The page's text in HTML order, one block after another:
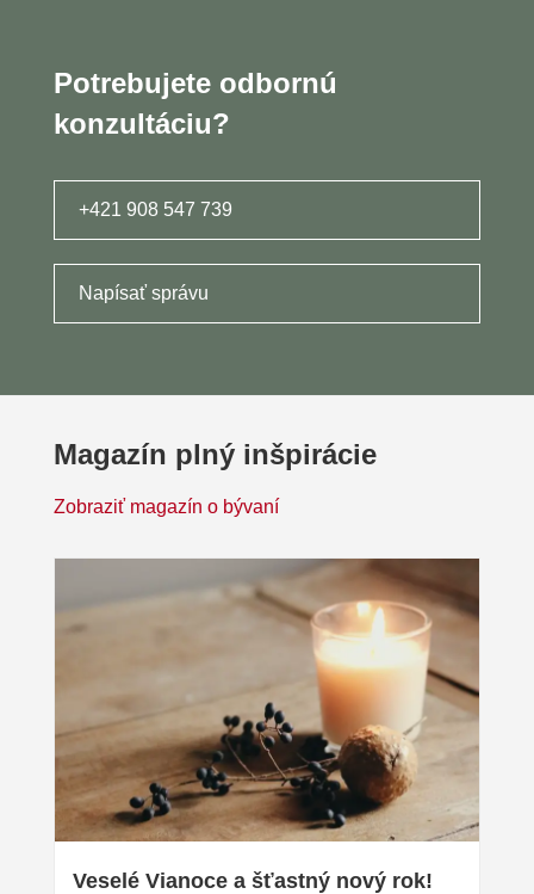
Potrebujete odbornú
konzultáciu?
+421 908 547 739
Napísať správu
Magazín plný inšpirácie
Zobraziť magazín o bývaní
Veselé Vianoce a šťastný nový rok!